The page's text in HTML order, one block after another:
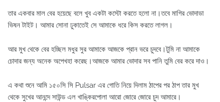
তার একবার মাল বের হয়েছে বলে খুব একটা কস্টো করতে হলো না।তবে মাগির ভোদাডা
ভিষন টাইট। আমার সোনা ঢুকাতেই সে আমাকে ধরে কিস করতে লাগল।
আর মুখ থেকে বের হচ্ছিল মধুর সুর আমাকে আজকে প্রান ভরে চুদবে।টুমি না আমাকে
চোদার জন্য অনেক অপেখহা করেছ।আজকে আমার ভোদার সব পানি তুমি বের করে দাও।
এ কথা শুনে আমি ১৫০সি সি Pulsar এর গোতি নিয়ে দিলাম ঠাপের পর ঠাপ তার মুখ
থেকে সুখের আনন্দে সাউন্ড এল খাঙ্কিরপোলা আরো জোরে জোরে চুদ আমারে।